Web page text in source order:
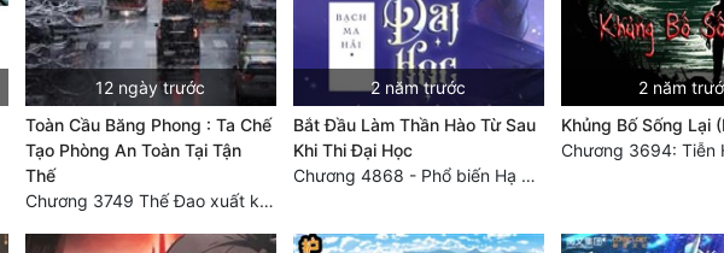
12 ngày trước
Toàn Cầu Băng Phong : Ta Chế
Tạo Phòng An Toàn Tại Tận
Thế
Chương 3749 Thế Đao xuất kích
2 năm trước
Bắt Đầu Làm Thần Hào Từ Sau
Khi Thi Đại Học
Chương 4868 - Phổ biến Hạ Quốc tệ!
2 năm
Khủng Bố Sống Lại